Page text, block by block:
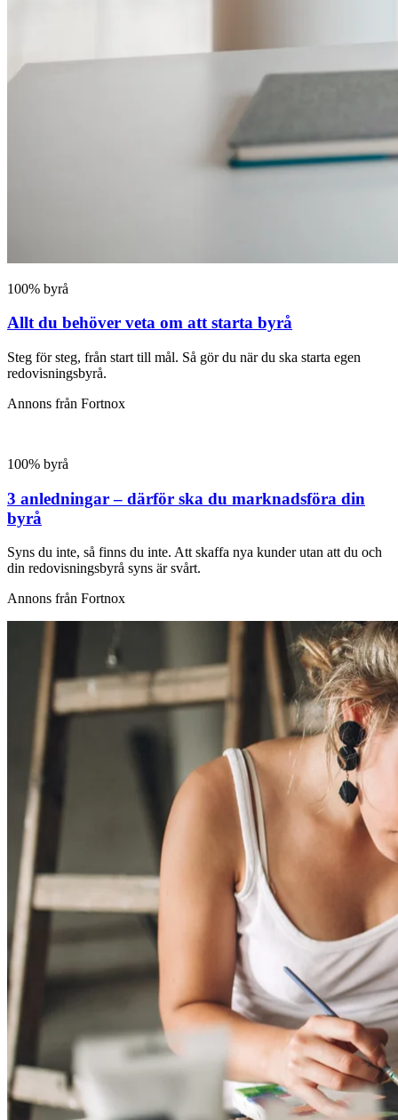
100% byrå
Allt du behöver veta om att starta byrå
Steg för steg, från start till mål. Så gör du när du ska starta egen
redovisningsbyrå.
Annons från Fortnox
100% byrå
3 anledningar – därför ska du marknadsföra din
byrå
Syns du inte, så finns du inte. Att skaffa nya kunder utan att du och
din redovisningsbyrå syns är svårt.
Annons från Fortnox